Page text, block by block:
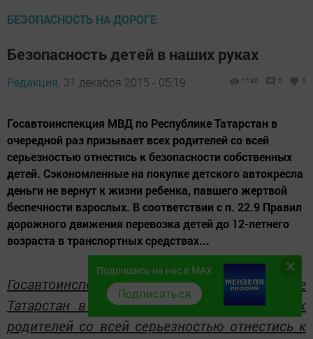
БЕЗОПАСНОСТЬ НА ДОРОГЕ
Безопасность детей в наших руках
Редакция, 31 декабря 2015 - 05:19 1130 0 0
Госавтоинспекция МВД по Республике Татарстан в
очередной раз призывает всех родителей со всей
серьезностью отнестись к безопасности собственных
детей. Сэкономленные на покупке детского автокресла
деньги не вернут к жизни ребенка, павшего жертвой
беспечности взрослых. В соответствии с п. 22.9 Правил
дорожного движения перевозка детей до 12-летнего
возраста в транспортных средствах...
Госавтоинспекция МВД по Республике
Татарстан в очередной раз призывает всех
родителей со всей серьезностью отнестись к
Подпишись на нас в MAX
Подписаться